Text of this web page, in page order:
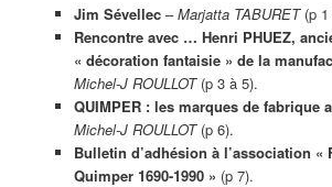
Jim Sévellec –Marjatta TABURET (p
Rencontre avec … Henri PHUEZ,
« décoration fantaisie » de la
Michel-J ROULLOT (p 3 à 5).
QUIMPER : les marques de fabrique
Michel-J ROULLOT (p 6).
Bulletin d’adhésion à l’association «
Quimper 1690-1990 » (p 7).